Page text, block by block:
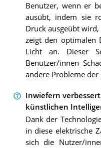
Benutzer, wenn er
ausübt, indem sie
Druck ausgeübt
zeigt den optimalen
Licht an. Dieser
Benutzer/innen
andere Probleme
Inwiefern
künstlichen
Dank der
in diese elektrische
sich die Nutzer/